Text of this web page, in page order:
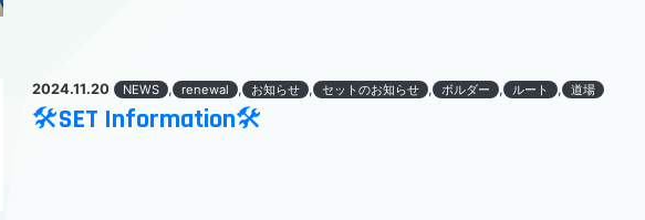
2024.11.20 NEWS , renewal , お知らせ , セットのお知らせ , ボルダー , ルート , 道場
🛠SET Information🛠